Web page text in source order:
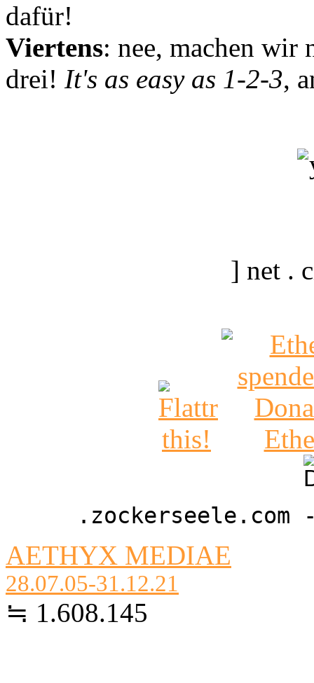
dafür!
Viertens: nee, machen wir
drei! It's as easy as 1-2-3,
] net .
AETHYX MEDIAE
28.07.05-31.12.21
≒ 1.608.145